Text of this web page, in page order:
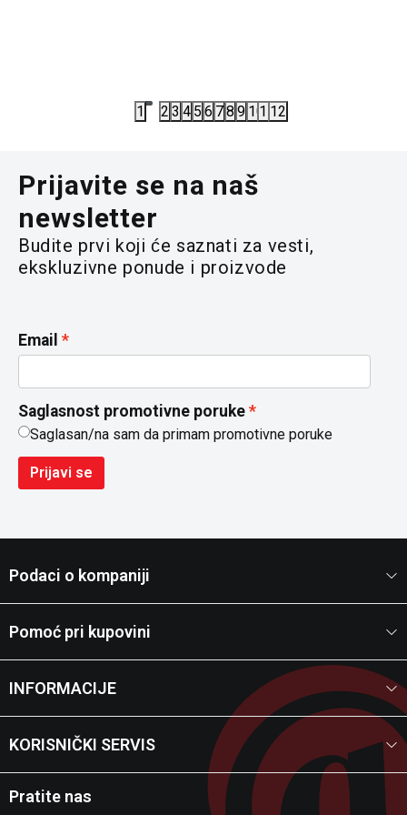
1 2 3 4 5 6 78 9 101112
Prijavite se na naš
newsletter
Budite prvi koji će saznati za vesti,
ekskluzivne ponude i proizvode
Email
Saglasnost promotivne poruke
Saglasan/na sam da primam promotivne poruke
Prijavi se
Podaci o kompaniji
Pomoć pri kupovini
INFORMACIJE
KORISNIČKI SERVIS
Pratite nas